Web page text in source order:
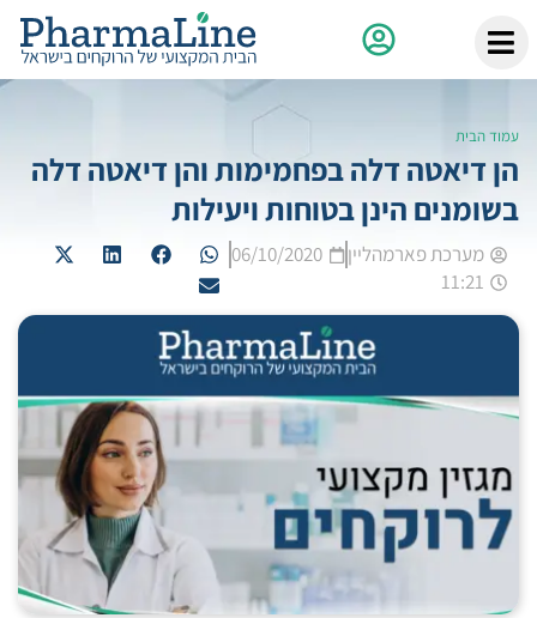
עמוד הבית
הן דיאטה דלה בפחמימות והן דיאטה דלה
בשומנים הינן בטוחות ויעילות
מערכת פארמהליין
06/10/2020
11:21